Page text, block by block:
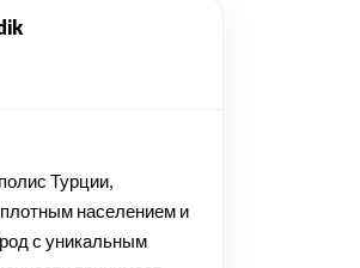
Турции,
населением и
с уникальным